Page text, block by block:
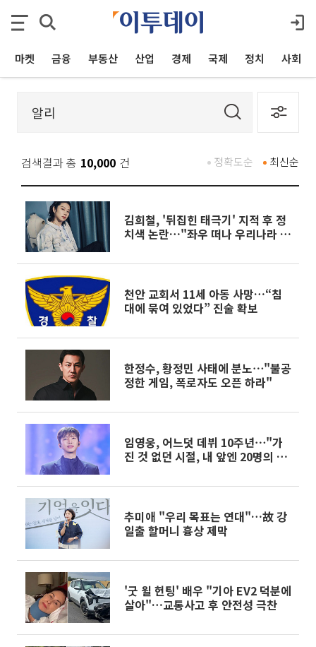
마켓 금융 부동산 산업 경제 국제 정치 사회
검색결과 총 10,000 건 최신순
정확도순
김희철, '뒤집힌 태극기' 지적 후 정
치색 논란…"좌우 떠나 우리나라 국
천안 교회서 11세 아동 사망…“침
대에 묶여 있었다” 진술 확보
한정수, 황정민 사태에 분노⋯"불공
정한 게임, 폭로자도 오픈 하라"
임영웅, 어느덧 데뷔 10주년⋯"가
진 것 없던 시절, 내 앞엔 20명의 팬
추미애 "우리 목표는 연대"…故 강
일출 할머니 흉상 제막
'굿 윌 헌팅' 배우 "기아 EV2 덕분에
살아"…교통사고 후 안전성 극찬